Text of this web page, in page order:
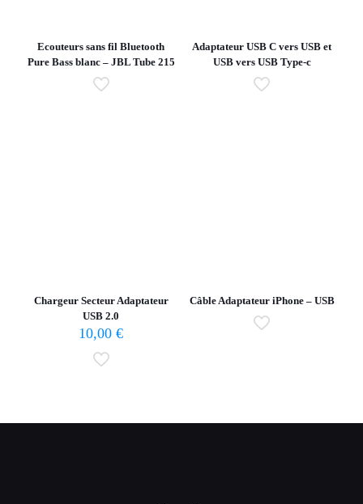
Ecouteurs sans fil Bluetooth
Pure Bass blanc – JBL Tube 215
Adaptateur USB C vers USB et
USB vers USB Type-c
Chargeur Secteur Adaptateur
USB 2.0
10,00€
Câble Adaptateur iPhone – USB